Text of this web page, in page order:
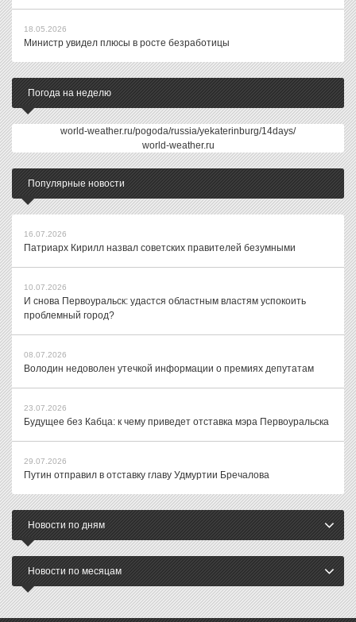
18.05.2026
Министр увидел плюсы в росте безработицы
Погода на неделю
world-weather.ru/pogoda/russia/yekaterinburg/14days/
world-weather.ru
Популярные новости
16.07.2026
Патриарх Кирилл назвал советских правителей безумными
10.07.2026
И снова Первоуральск: удастся областным властям успокоить
проблемный город?
08.07.2026
Володин недоволен утечкой информации о премиях депутатам
23.07.2026
Будущее без Кабца: к чему приведет отставка мэра Первоуральска
29.07.2026
Путин отправил в отставку главу Удмуртии Бречалова
Новости по дням
Новости по месяцам